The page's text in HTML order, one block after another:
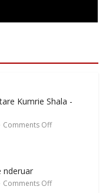
Kumrie Shala -
Comments Off
nderuar
Comments Off